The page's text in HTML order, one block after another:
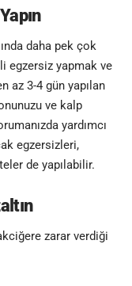
daha pek çok
egzersiz yapmak ve
az 3-4 gün yapılan
ve kalp
yardımcı
egzersizleri,
de yapılabilir.
zarar verdiği